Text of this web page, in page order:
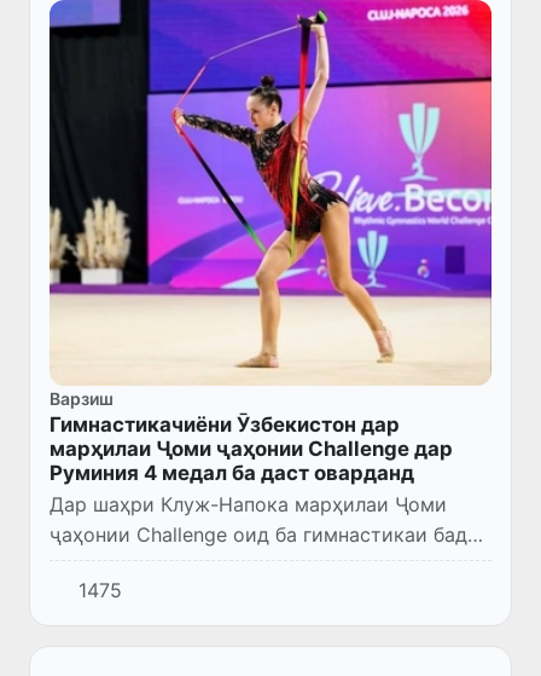
Варзиш
Гимнастикачиёни Ӯзбекистон дар
марҳилаи Ҷоми ҷаҳонии Challenge дар
Руминия 4 медал ба даст оварданд
Дар шаҳри Клуж-Напока марҳилаи Ҷоми
ҷаҳонии Challenge оид ба гимнастикаи бадеӣ
баргузор гардид. Намояндагони тими
миллии Ӯзбекистон бо натиҷаҳои хуб
баромад намуда, 1 медали нуқра...
1475